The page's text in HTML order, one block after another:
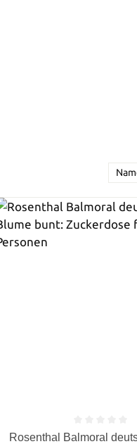
5 Sternen
Durchschnittliche
Rosenthal Balmoral